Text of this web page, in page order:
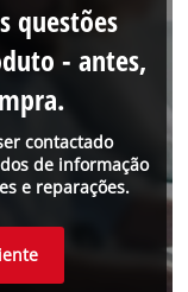
contactado
de informação
e reparações.
questões
- antes,